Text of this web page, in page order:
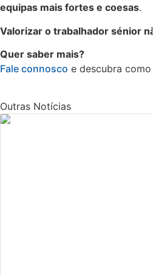
equipas mais fortes e coesas.
Valorizar o trabalhador sénior
Quer saber mais?
Fale connosco e descubra
Outras Notícias